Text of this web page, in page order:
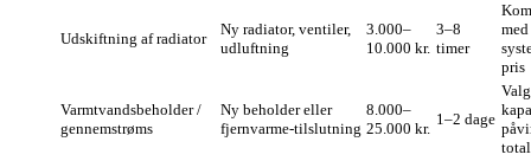
Udskiftning af radiator
Ny radiator, ventiler,
udluftning
3.000–
10.000 kr.
3–8
timer
pris
Varmtvandsbeholder /
gennemstrøms
Ny beholder eller
fjernvarme‑tilslutning
8.000–
25.000 kr.
1–2 dage